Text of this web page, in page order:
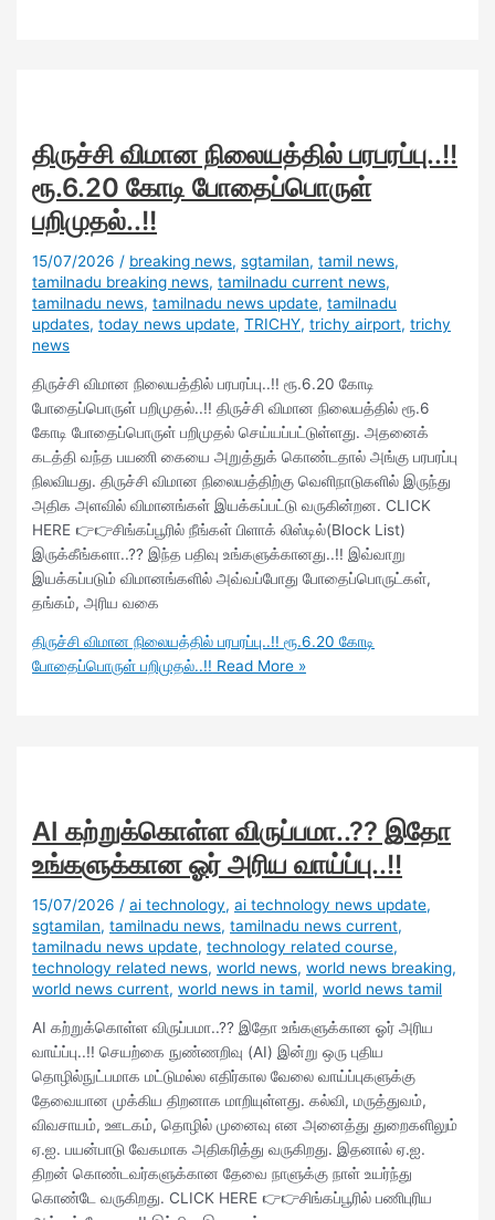
திருச்சி விமான நிலையத்தில் பரபரப்பு..!!
ரூ.6.20 கோடி போதைப்பொருள்
பறிமுதல்..!!
15/07/2026 / breaking news,sgtamilan,tamil news,
tamilnadu breaking news,tamilnadu current news,
tamilnadu news,tamilnadu news update,tamilnadu
updates,today news update,TRICHY,trichy airport,trichy
news
திருச்சி விமான நிலையத்தில் பரபரப்பு..!! ரூ.6.20 கோடி
போதைப்பொருள் பறிமுதல்..!! திருச்சி விமான நிலையத்தில் ரூ.6
கோடி போதைப்பொருள் பறிமுதல் செய்யப்பட்டுள்ளது. அதனைக்
கடத்தி வந்த பயணி கையை அறுத்துக் கொண்டதால் அங்கு பரபரப்பு
நிலவியது. திருச்சி விமான நிலையத்திற்கு வெளிநாடுகளில் இருந்து
அதிக அளவில் விமானங்கள் இயக்கப்பட்டு வருகின்றன. CLICK
HERE 👉👉சிங்கப்பூரில் நீங்கள் பிளாக் லிஸ்டில்(Block List)
இருக்கீங்களா..?? இந்த பதிவு உங்களுக்கானது..!! இவ்வாறு
இயக்கப்படும் விமானங்களில் அவ்வப்போது போதைப்பொருட்கள்,
தங்கம், அரிய வகை
திருச்சி விமான நிலையத்தில் பரபரப்பு..!! ரூ.6.20 கோடி
போதைப்பொருள் பறிமுதல்..!! Read More »
AI கற்றுக்கொள்ள விருப்பமா..?? இதோ
உங்களுக்கான ஓர் அரிய வாய்ப்பு..!!
15/07/2026 /ai technology,ai technology news update,
sgtamilan,tamilnadu news,tamilnadu news current,
tamilnadu news update,technology related course,
technology related news,world news,world news breaking,
world news current,world news in tamil,world news tamil
AI கற்றுக்கொள்ள விருப்பமா..?? இதோ உங்களுக்கான ஓர் அரிய
வாய்ப்பு..!! செயற்கை நுண்ணறிவு (AI) இன்று ஒரு புதிய
தொழில்நுட்பமாக மட்டுமல்ல எதிர்கால வேலை வாய்ப்புகளுக்கு
தேவையான முக்கிய திறனாக மாறியுள்ளது. கல்வி, மருத்துவம்,
விவசாயம், ஊடகம், தொழில் முனைவு என அனைத்து துறைகளிலும்
ஏ.ஐ. பயன்பாடு வேகமாக அதிகரித்து வருகிறது. இதனால் ஏ.ஐ.
திறன் கொண்டவர்களுக்கான தேவை நாளுக்கு நாள் உயர்ந்து
கொண்டே வருகிறது. CLICK HERE 👉👉சிங்கப்பூரில் பணிபுரிய